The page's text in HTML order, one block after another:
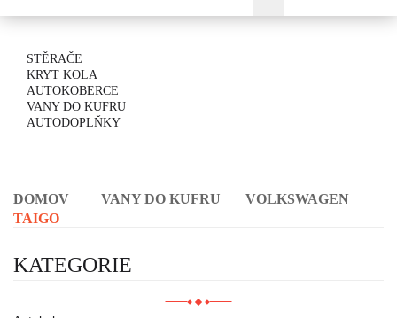
STĚRAČE
KRYT KOLA
AUTOKOBERCE
VANY DO KUFRU
AUTODOPLŇKY
DOMOV VANY DO KUFRU
VOLKSWAGEN
TAIGO
KATEGORIE